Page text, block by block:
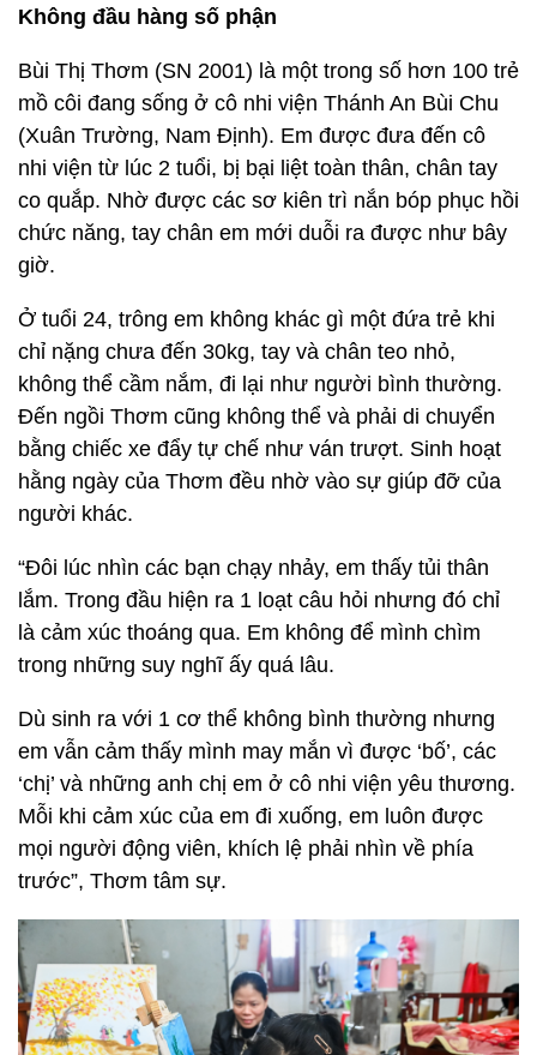
Không đầu hàng số phận
Bùi Thị Thơm (SN 2001) là một trong số hơn 100 trẻ
mồ côi đang sống ở cô nhi viện Thánh An Bùi Chu
(Xuân Trường, Nam Định). Em được đưa đến cô
nhi viện từ lúc 2 tuổi, bị bại liệt toàn thân, chân tay
co quắp. Nhờ được các sơ kiên trì nắn bóp phục hồi
chức năng, tay chân em mới duỗi ra được như bây
giờ.
Ở tuổi 24, trông em không khác gì một đứa trẻ khi
chỉ nặng chưa đến 30kg, tay và chân teo nhỏ,
không thể cầm nắm, đi lại như người bình thường.
Đến ngồi Thơm cũng không thể và phải di chuyển
bằng chiếc xe đẩy tự chế như ván trượt. Sinh hoạt
hằng ngày của Thơm đều nhờ vào sự giúp đỡ của
người khác.
“Đôi lúc nhìn các bạn chạy nhảy, em thấy tủi thân
lắm. Trong đầu hiện ra 1 loạt câu hỏi nhưng đó chỉ
là cảm xúc thoáng qua. Em không để mình chìm
trong những suy nghĩ ấy quá lâu.
Dù sinh ra với 1 cơ thể không bình thường nhưng
em vẫn cảm thấy mình may mắn vì được ‘bố’, các
‘chị’ và những anh chị em ở cô nhi viện yêu thương.
Mỗi khi cảm xúc của em đi xuống, em luôn được
mọi người động viên, khích lệ phải nhìn về phía
trước”, Thơm tâm sự.